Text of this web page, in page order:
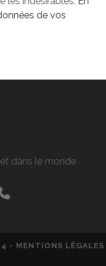
de vos
dans le monde
phone
- MENTIONS LÉGALES